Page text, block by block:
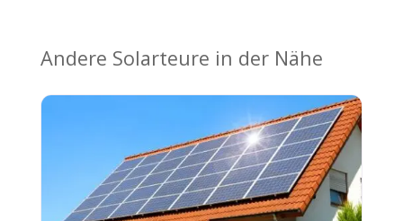
Andere Solarteure in der Nähe